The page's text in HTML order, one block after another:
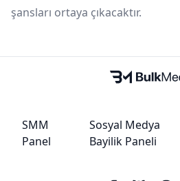
şansları ortaya çıkacaktır.
SMM
Panel
Sosyal Medya
Bayilik Paneli